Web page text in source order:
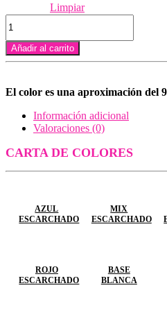
Limpiar
Nacarado
cantidad
Añadir al carrito
El color es una aproximación del
Información adicional
Valoraciones (0)
CARTA DE COLORES
AZUL
ESCARCHADO
MIX
ESCARCHADO
ROJO
ESCARCHADO
BASE
BLANCA